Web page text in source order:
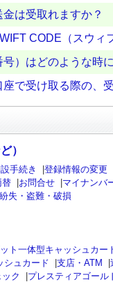
は受取れますか？
CODE（スウィ
）はどのような時
で受け取る際の、
）
手続き |登録情報の変更
替 |お問合せ |マイナンバ
紛失・盗難・破損
ト一体型キャッシュカー
シュカード |支店・ATM |
ク |プレスティアゴール